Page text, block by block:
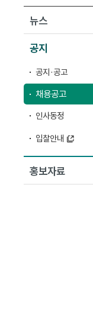
뉴스
공지
공지·공고
채용공고
인사동정
입찰안내
홍보자료